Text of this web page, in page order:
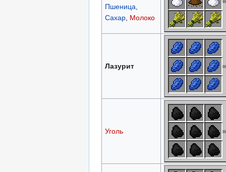
Пшеница
Сахар, Молоко
Лазурит
Уголь